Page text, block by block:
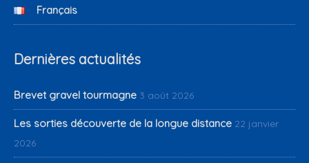
Français
Dernières actualités
Brevet gravel tourmagne 3 août 2026
Les sorties découverte de la longue distance 22 janvier
2026